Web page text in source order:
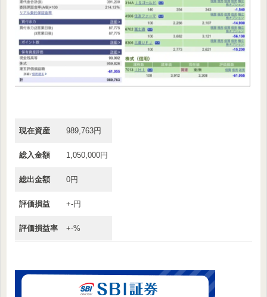
現在資産 989,763円
総入金額 1,050,000円
総出金額 0円
評価損益 +-円
評価損益率 +-%